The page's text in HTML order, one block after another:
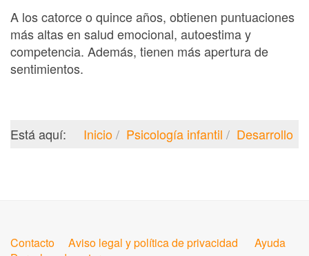
A los catorce o quince años, obtienen puntuaciones
más altas en salud emocional, autoestima y
competencia. Además, tienen más apertura de
sentimientos.
Está aquí: Inicio Psicología infantil Desarrollo
Contacto Aviso legal y política de privacidad
Ayuda